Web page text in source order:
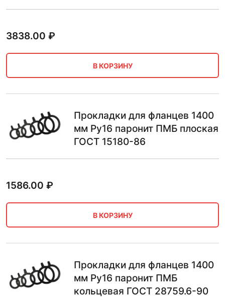
3838.00 ₽
В КОРЗИНУ
Прокладки для фланцев 1400
мм Ру16 паронит ПМБ плоская
ГОСТ 15180-86
1586.00 ₽
В КОРЗИНУ
Прокладки для фланцев 1400
мм Ру16 паронит ПМБ
кольцевая ГОСТ 28759.6-90